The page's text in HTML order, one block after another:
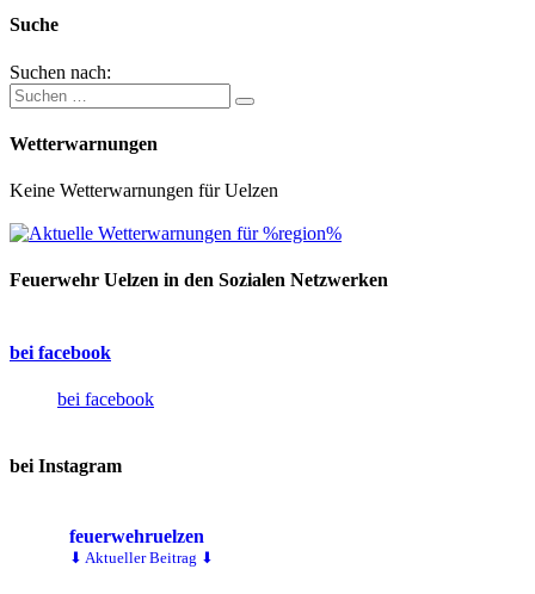
Suche
Suchen nach:
Wetterwarnungen
Keine Wetterwarnungen für Uelzen
Feuerwehr Uelzen in den Sozialen Netzwerken
bei facebook
bei facebook
bei Instagram
feuerwehruelzen
⬇ Aktueller Beitrag ⬇